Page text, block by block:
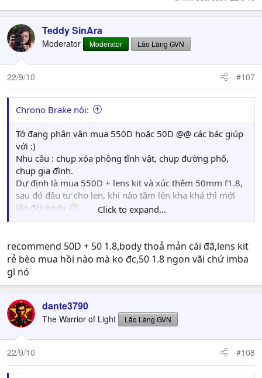
Teddy SinAra
Moderator Moderator Lão Làng GVN
22/9/10 #107
Chrono Brake nói:
Tớ đang phân vân mua 550D hoặc 50D @@ các bác giúp
với :)
Nhu cầu : chụp xóa phông tĩnh vật, chụp đường phố,
chụp gia đình.
Dự định là mua 550D + lens kit và xúc thêm 50mm f1.8,
sau đó đầu tư cho len, khi nào tầm lén kha khá thì mới
lên đời body
Hoặc là 50D + 50mm f1.8 thôi (mà cái này hơi imba
Click to expand...
recommend 50D + 50 1.8,body thoả mản cái đã,lens kit
rẻ bèo mua hồi nào mà ko đc,50 1.8 ngon vãi chứ imba
gì nó
dante3790
The Warrior of Light Lão Làng GVN
22/9/10 #108